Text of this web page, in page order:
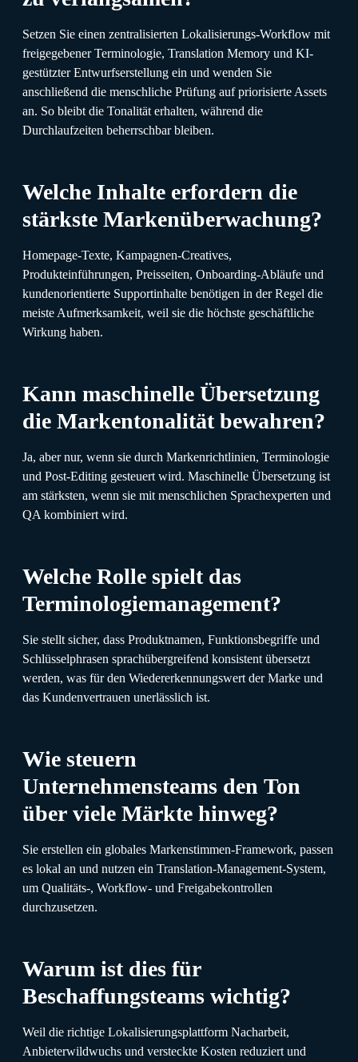
Setzen Sie einen zentralisierten Lokalisierungs-Workflow mit
freigegebener Terminologie, Translation Memory und KI-
gestützter Entwurfserstellung ein und wenden Sie
anschließend die menschliche Prüfung auf priorisierte Assets
an. So bleibt die Tonalität erhalten, während die
Durchlaufzeiten beherrschbar bleiben.
Welche Inhalte erfordern die
stärkste Markenüberwachung?
Homepage-Texte, Kampagnen-Creatives,
Produkteinführungen, Preisseiten, Onboarding-Abläufe und
kundenorientierte Supportinhalte benötigen in der Regel die
meiste Aufmerksamkeit, weil sie die höchste geschäftliche
Wirkung haben.
Kann maschinelle Übersetzung
die Markentonalität bewahren?
Ja, aber nur, wenn sie durch Markenrichtlinien, Terminologie
und Post-Editing gesteuert wird. Maschinelle Übersetzung ist
am stärksten, wenn sie mit menschlichen Sprachexperten und
QA kombiniert wird.
Welche Rolle spielt das
Terminologiemanagement?
Sie stellt sicher, dass Produktnamen, Funktionsbegriffe und
Schlüsselphrasen sprachübergreifend konsistent übersetzt
werden, was für den Wiedererkennungswert der Marke und
das Kundenvertrauen unerlässlich ist.
Wie steuern
Unternehmensteams den Ton
über viele Märkte hinweg?
Sie erstellen ein globales Markenstimmen-Framework, passen
es lokal an und nutzen ein Translation-Management-System,
um Qualitäts-, Workflow- und Freigabekontrollen
durchzusetzen.
Warum ist dies für
Beschaffungsteams wichtig?
Weil die richtige Lokalisierungsplattform Nacharbeit,
Anbieterwildwuchs und versteckte Kosten reduziert und